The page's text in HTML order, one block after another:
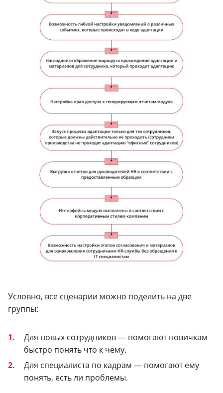
Условно, все сценарии можно поделить на две
группы:
Для новых сотрудников — помогают новичкам
быстро понять что к чему.
Для специалиста по кадрам — помогают ему
понять, есть ли проблемы.